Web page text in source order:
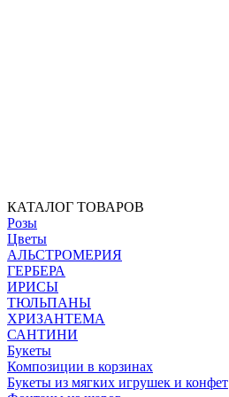
КАТАЛОГ ТОВАРОВ
Розы
Цветы
АЛЬСТРОМЕРИЯ
ГЕРБЕРА
ИРИСЫ
ТЮЛЬПАНЫ
ХРИЗАНТЕМА
САНТИНИ
Букеты
Композиции в корзинах
Букеты из мягких игрушек и конфет